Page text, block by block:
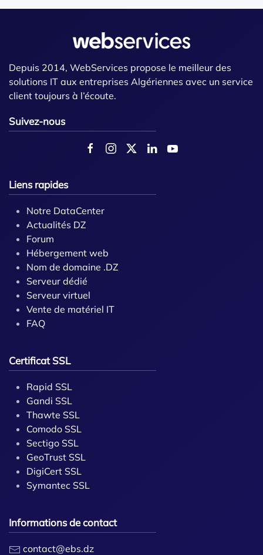
Depuis 2014, WebServices propose le meilleur des
solutions IT aux entreprises Algériennes avec un service
client toujours à l’écoute.
Suivez-nous
Liens rapides
Notre DataCenter
Actualités DZ
Forum
Hébergement web
Nom de domaine .DZ
Serveur dédié
Serveur virtuel
Vente de matériel IT
FAQ
Certificat SSL
Rapid SSL
Gandi SSL
Thawte SSL
Comodo SSL
Sectigo SSL
GeoTrust SSL
DigiCert SSL
Symantec SSL
Informations de contact
contact@ebs.dz